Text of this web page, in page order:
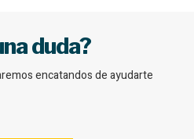
duda?
encatandos de ayudarte